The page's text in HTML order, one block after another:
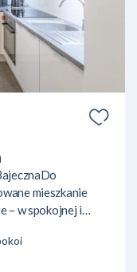
mieszkanie
– w spokojnej i
piętrze i składa się
zarówno